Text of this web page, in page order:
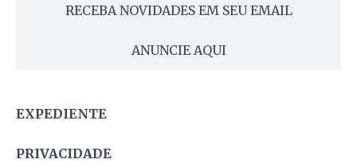
RECEBA NOVIDADES EM SEU EMAIL
ANUNCIE AQUI
EXPEDIENTE
PRIVACIDADE